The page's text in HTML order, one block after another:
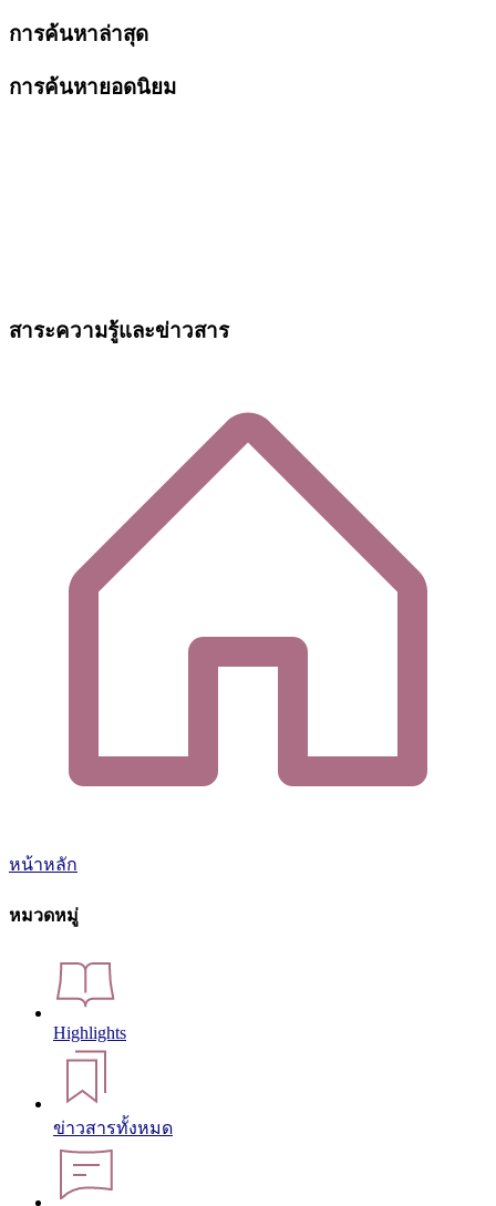
การค้นหาล่าสุด
การค้นหายอดนิยม
สาระความรู้และข่าวสาร
หน้าหลัก
หมวดหมู่
Highlights
ข่าวสารทั้งหมด